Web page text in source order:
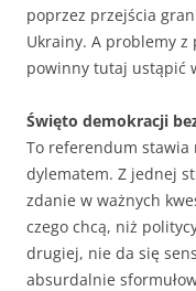
poprzez przejścia
Ukrainy. A problemy
powinny tutaj ustąpić
Święto demokracji
To referendum stawia
dylematem. Z jednej
zdanie w ważnych
czego chcą, niż
drugiej, nie da się
absurdalnie